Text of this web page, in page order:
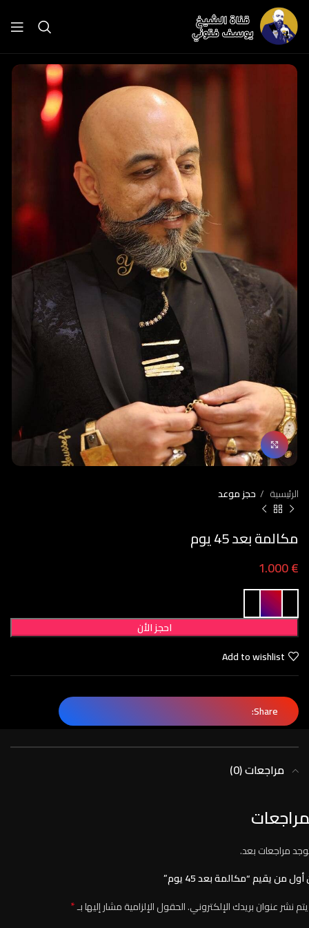
Click to enlarge
الرئيسية حجز موعد
مكالمة بعد 45 يوم
1.000€
احجز الأن
Add to wishlist
Share:
مراجعات (0)
مراجعات بعد.
من يقيم “مكالمة بعد 45 يوم”
نشر عنوان بريدك الإلكتروني.الحقول الإلزامية مشار إليها بـ*